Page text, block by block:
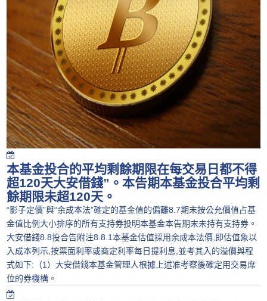
本基金投合的平均剩餘期限在每交易日都不得
超120天大安借錢”。本告期本基金投合平均剩
餘期限未超120天。
“影子定價”與“余成本法”確定的基金值的偏離8.7期末按公允價值占基
金值比例大小排序的所有支持券投明本基金本告期末未持有支持券。
大安借錢8.8投合告附注8.8.1本基金估值採用余成本法價,即估值象以
入成本列示,按票面利率或商定利率每日提利息,並考其入的溢價與程
式如下:（1）大安借錢本基金管理人根據上述准考察後確定用交易席
位的券機構。